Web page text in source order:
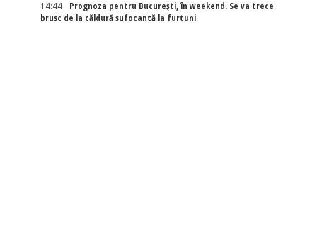
14:44
Prognoza pentru București, în weekend. Se va trece
brusc de la căldură sufocantă la furtuni